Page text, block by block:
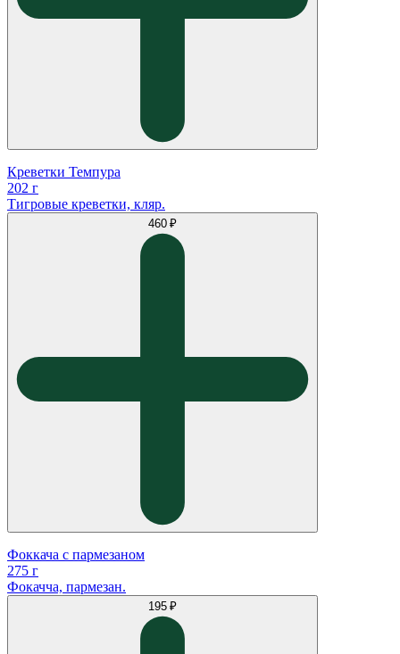
Креветки Темпура
202 г
Тигровые креветки, кляр.
460 ₽
Фоккача с пармезаном
275 г
Фокачча, пармезан.
195 ₽